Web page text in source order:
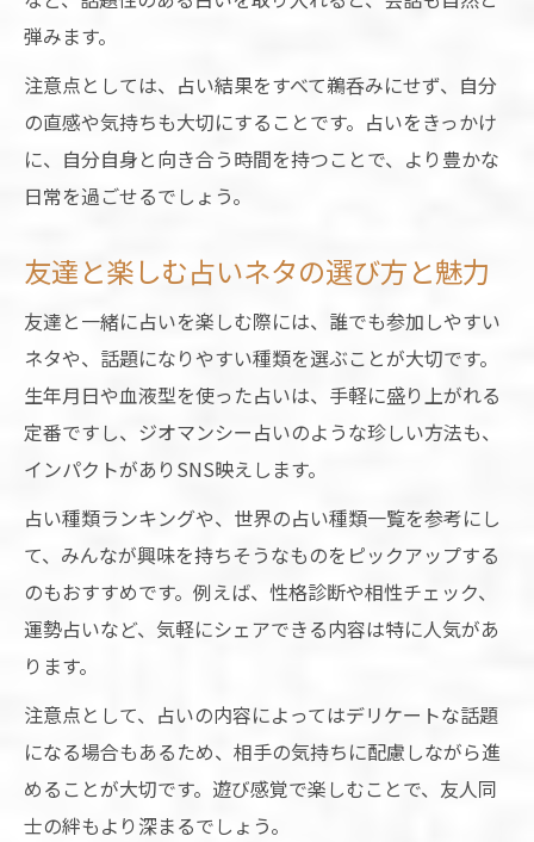
弾みます。
注意点としては、占い結果をすべて鵜呑みにせず、自分
の直感や気持ちも大切にすることです。占いをきっかけ
に、自分自身と向き合う時間を持つことで、より豊かな
日常を過ごせるでしょう。
友達と楽しむ占いネタの選び方と魅力
友達と一緒に占いを楽しむ際には、誰でも参加しやすい
ネタや、話題になりやすい種類を選ぶことが大切です。
生年月日や血液型を使った占いは、手軽に盛り上がれる
定番ですし、ジオマンシー占いのような珍しい方法も、
インパクトがありSNS映えします。
占い種類ランキングや、世界の占い種類一覧を参考にし
て、みんなが興味を持ちそうなものをピックアップする
のもおすすめです。例えば、性格診断や相性チェック、
運勢占いなど、気軽にシェアできる内容は特に人気があ
ります。
注意点として、占いの内容によってはデリケートな話題
になる場合もあるため、相手の気持ちに配慮しながら進
めることが大切です。遊び感覚で楽しむことで、友人同
士の絆もより深まるでしょう。